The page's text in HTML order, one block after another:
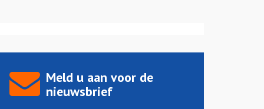
Meld u aan voor de
nieuwsbrief